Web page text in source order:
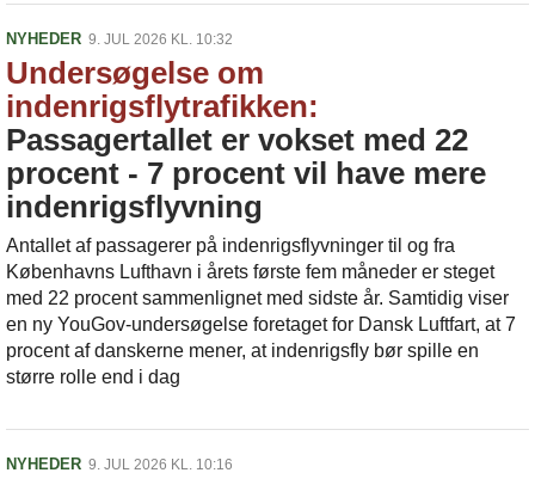
NYHEDER 9. JUL 2026 KL. 10:32
Undersøgelse om
indenrigsflytrafikken:
Passagertallet er vokset med 22
procent - 7 procent vil have mere
indenrigsflyvning
Antallet af passagerer på indenrigsflyvninger til og fra
Københavns Lufthavn i årets første fem måneder er steget
med 22 procent sammenlignet med sidste år. Samtidig viser
en ny YouGov-undersøgelse foretaget for Dansk Luftfart, at 7
procent af danskerne mener, at indenrigsfly bør spille en
større rolle end i dag
NYHEDER 9. JUL 2026 KL. 10:16